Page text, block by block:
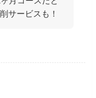
サービスも！